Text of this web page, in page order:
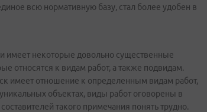
всю нормативную базу, стал более удобен в
имеет некоторые довольно существенные
относятся к видам работ, а также подвидам.
имеет отношение к определенным видам работ,
объектах, виды работ оговорены в
такого примечания понять трудно.